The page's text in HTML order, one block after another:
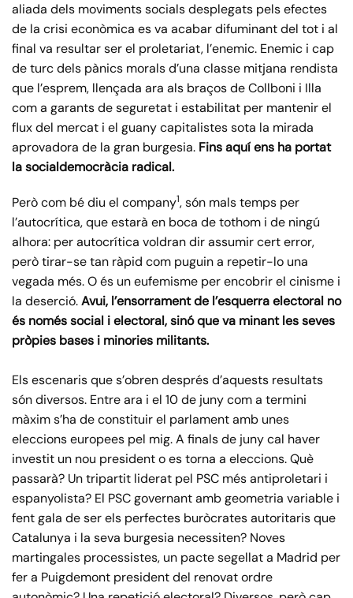
aliada dels moviments socials desplegats pels efectes
de la crisi econòmica es va acabar difuminant del tot i al
final va resultar ser el proletariat, l’enemic. Enemic i cap
de turc dels pànics morals d’una classe mitjana rendista
que l’esprem, llençada ara als braços de Collboni i Illa
com a garants de seguretat i estabilitat per mantenir el
flux del mercat i el guany capitalistes sota la mirada
aprovadora de la gran burgesia. Fins aquí ens ha portat
la socialdemocràcia radical.
Però com bé diu el company1, són mals temps per
l’autocrítica, que estarà en boca de tothom i de ningú
alhora: per autocrítica voldran dir assumir cert error,
però tirar-se tan ràpid com puguin a repetir-lo una
vegada més. O és un eufemisme per encobrir el cinisme i
la deserció.Avui, l’ensorrament de l’esquerra electoral no
és només social i electoral, sinó que va minant les seves
pròpies bases i minories militants.
Els escenaris que s’obren després d’aquests resultats
són diversos. Entre ara i el 10 de juny com a termini
màxim s’ha de constituir el parlament amb unes
eleccions europees pel mig. A finals de juny cal haver
investit un nou president o es torna a eleccions. Què
passarà? Un tripartit liderat pel PSC més antiproletari i
espanyolista? El PSC governant amb geometria variable i
fent gala de ser els perfectes buròcrates autoritaris que
Catalunya i la seva burgesia necessiten? Noves
martingales processistes, un pacte segellat a Madrid per
fer a Puigdemont president del renovat ordre